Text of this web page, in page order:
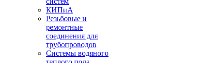
КИПиА
Резьбовые и
ремонтные
соединения для
трубопроводов
Системы водяного